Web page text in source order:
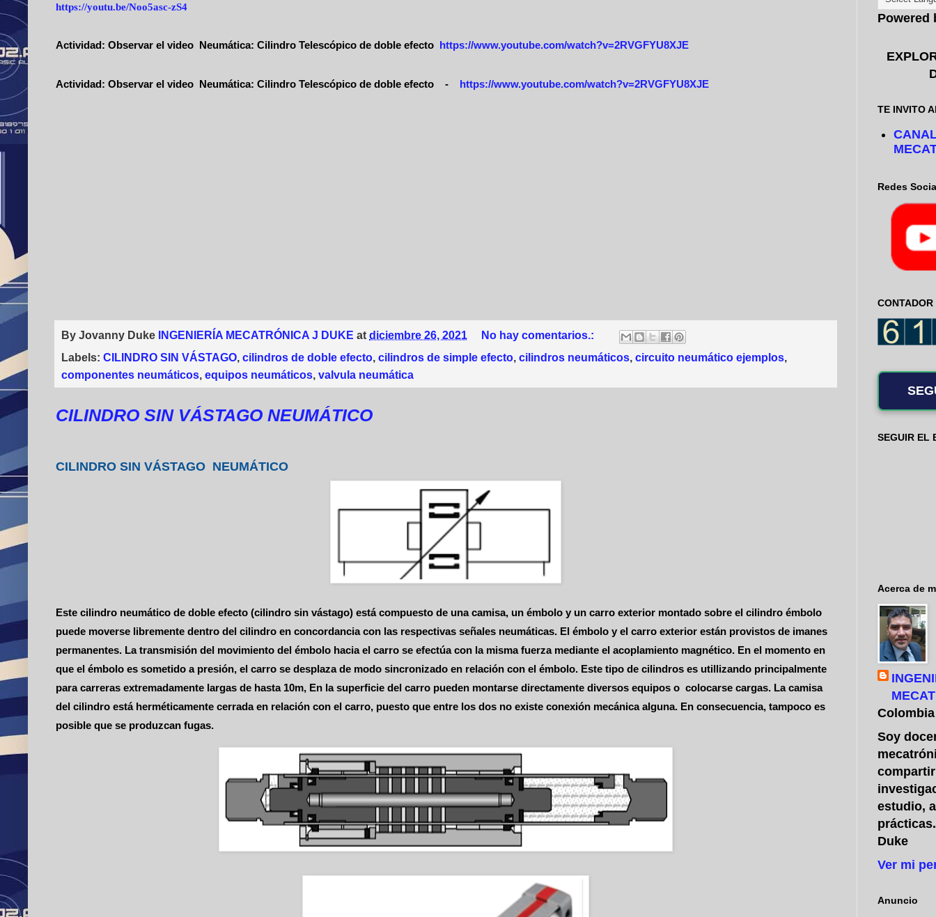
https://youtu.be/Noo5asc-zS4
Actividad: Observar el video Neumática: Cilindro Telescópico de doble efecto https://www.youtube.com/watch?v=2RVGFYU8XJE
Actividad: Observar el video Neumática: Cilindro Telescópico de doble efecto - https://www.youtube.com/watch?v=2RVGFYU8XJE
By Jovanny Duke INGENIERÍA MECATRÓNICA J DUKE at diciembre 26, 2021
No hay comentarios.:
Labels: CILINDRO SIN VÁSTAGO cilindros de doble efecto cilindros de simple efecto cilindros neumáticos circuito neumático ejemplos
componentes neumáticos equipos neumáticos valvula neumática
CILINDRO SIN VÁSTAGO NEUMÁTICO
CILINDRO SIN VÁSTAGO NEUMÁTICO
Este cilindro neumático de doble efecto (cilindro sin vástago) está compuesto de una camisa, un émbolo y un carro exterior montado sobre el cilindro émbolo
puede moverse libremente dentro del cilindro en concordancia con las respectivas señales neumáticas. El émbolo y el carro exterior están provistos de imanes
permanentes. La transmisión del movimiento del émbolo hacia el carro se efectúa con la misma fuerza mediante el acoplamiento magnético. En el momento en
que el émbolo es sometido a presión, el carro se desplaza de modo sincronizado en relación con el émbolo. Este tipo de cilindros es utillizando principalmente
para carreras extremadamente largas de hasta 10m, En la superficie del carro pueden montarse directamente diversos equipos o colocarse cargas. La camisa
del cilindro está herméticamente cerrada en relación con el carro, puesto que entre los dos no existe conexión mecánica alguna. En consecuencia, tampoco es
posible que se produzcan fugas.
Powered
TE INVITO
Redes
CONTADOR
SEGUIR EL
Acerca de
Colombia
Soy
estudio,
Duke
Ver mi
Anuncio